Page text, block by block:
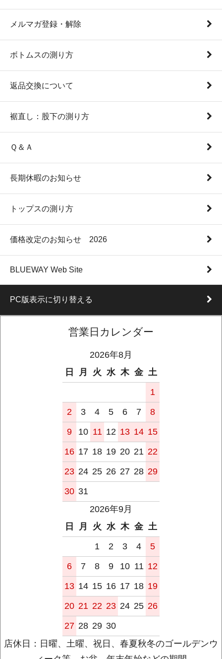
メルマガ登録・解除
ボトムスの測り方
返品交換について
裾直し：股下の測り方
Ｑ＆Ａ
長期休暇のお知らせ
トップスの測り方
価格改定のお知らせ 2026
BLUEWAY Web Site
PC版表示に切り替える
営業日カレンダー
2026年8月
日
月 火 水 木 金 土
1
2
3 4 5 6 7
8
9
10 11 12 13 14 15
16 17 18 19 20 21 22
23 24 25 26 27 28 29
30 31
2026年9月
日
月 火 水 木 金 土
1
2 3 4
5
6
7 8 9 10 11 12
13 14 15 16 17 18 19
20 21 22 23 24 25 26
27 28 29 30
店休日：日曜、土曜、祝日、春夏秋冬のゴールデンウ